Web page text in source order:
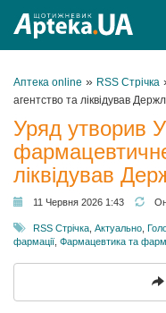
Аптека online » RSS Стрічка
агентство та ліквідував
Уряд утворив
ліквідував
11 Червня 2026 1:43
RSS Стрічка Актуально
фармації Фармацевтика та